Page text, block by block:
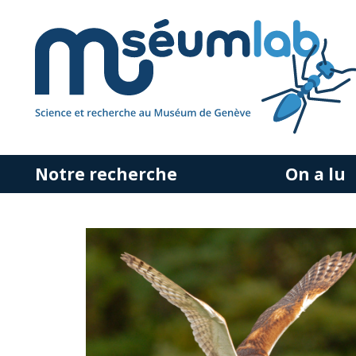
Notre recherche On a lu
au
contenu
principal